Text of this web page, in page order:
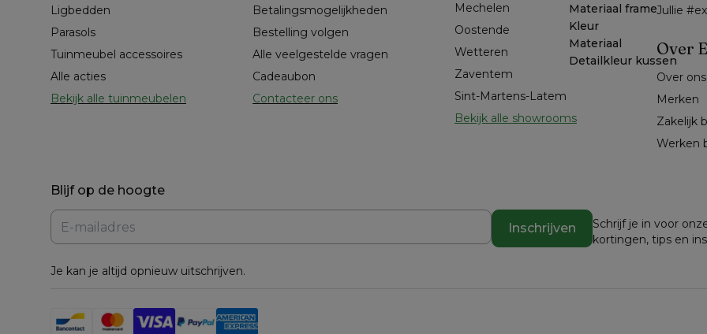
Materiaal frame
Kleur
Materiaal
Detailkleur kussen
Ligbedden
Parasols
Tuinmeubel accessoires
Alle acties
Bekijk alle tuinmeubelen
Betalingsmogelijkheden
Bestelling volgen
Alle veelgestelde vragen
Cadeaubon
Contacteer ons
Mechelen
Oostende
Wetteren
Zaventem
Sint-Martens-Latem
Bekijk alle showrooms
Jullie
Over
Over ons
Merken
Zakelijk
Werken
Blijf op de hoogte
Inschrijven
Je kan je altijd opnieuw uitschrijven.
Schrijf je in voor
kortingen, tips en